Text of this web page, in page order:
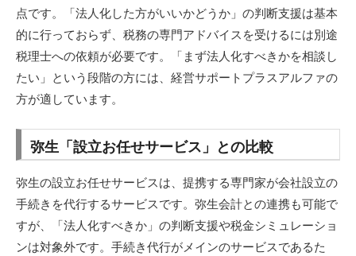
点です。「法人化した方がいいかどうか」の判断支援は基本
的に行っておらず、税務の専門アドバイスを受けるには別途
税理士への依頼が必要です。「まず法人化すべきかを相談し
たい」という段階の方には、経営サポートプラスアルファの
方が適しています。
弥生「設立お任せサービス」との比較
弥生の設立お任せサービスは、提携する専門家が会社設立の
手続きを代行するサービスです。弥生会計との連携も可能で
すが、「法人化すべきか」の判断支援や税金シミュレーショ
ンは対象外です。手続き代行がメインのサービスであるた